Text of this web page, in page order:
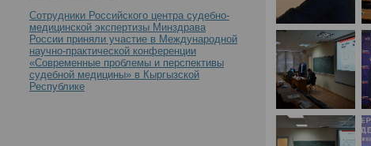
Сотрудники Российского центра судебно-
медицинской экспертизы Минздрава
России приняли участие в Международной
научно-практической конференции
«Современные проблемы и перспективы
судебной медицины» в Кыргызской
Республике